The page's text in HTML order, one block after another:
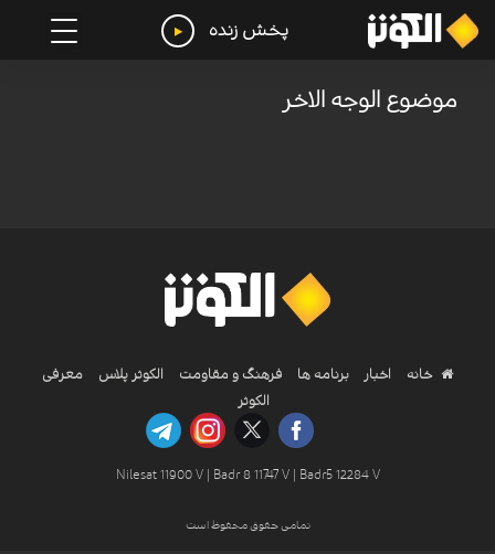
پخش زنده
موضوع الوجه الاخر
خانه اخبار برنامه ها فرهنگ و مقاومت الکوثر پلاس
معرفی
الکوثر
Nilesat 11900 V | Badr 8 11747 V | Badr5 12284 V
تمامی حقوق محفوظ است